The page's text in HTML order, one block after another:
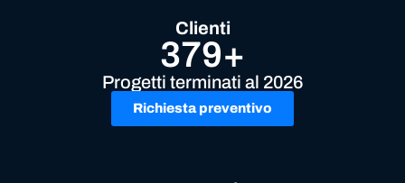
Clienti
379+
Progetti terminati al 2026
Richiesta preventivo